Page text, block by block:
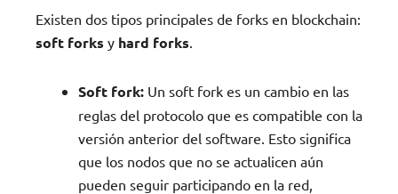
Existen dos tipos principales de forks en blockchain:
soft forks y hard forks
Soft fork: Un soft fork es un cambio en las
reglas del protocolo que es compatible con la
versión anterior del software. Esto significa
que los nodos que no se actualicen aún
pueden seguir participando en la red,